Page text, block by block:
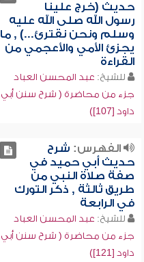
حديث (خرج علينا
رسول الله صلى الله عليه
وسلم ونحن نقترئ...) , ما
يجزئ الأمي والأعجمي من
القراءة
للشيخ: عبد المحسن العباد
جزء من محاضرة ( شرح سنن أبي
داود [107])
الفهرس: شرح
حديث أبي حميد في
صفة صلاة النبي من
طريق ثالثة , ذكر التورك
في الرابعة
للشيخ: عبد المحسن العباد
جزء من محاضرة ( شرح سنن أبي
داود [121])